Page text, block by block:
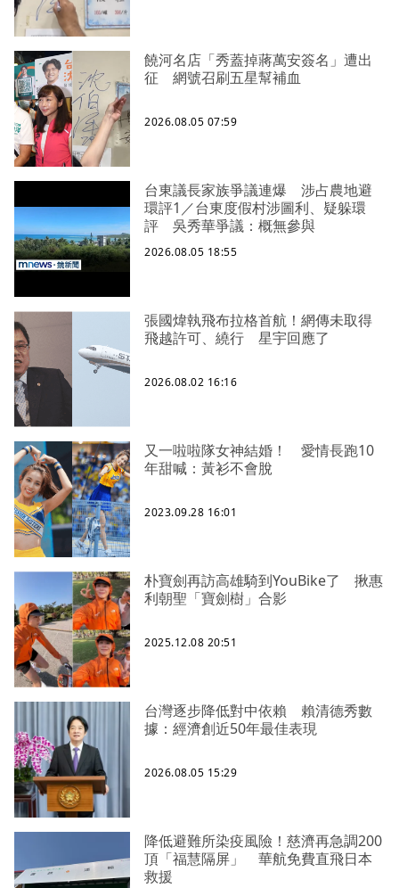
饒河名店「秀蓋掉蔣萬安簽名」遭出
征 網號召刷五星幫補血
2026.08.05 07:59
台東議長家族爭議連爆 涉占農地避
環評1／台東度假村涉圖利、疑躲環
評 吳秀華爭議：概無參與
2026.08.05 18:55
張國煒執飛布拉格首航！網傳未取得
飛越許可、繞行 星宇回應了
2026.08.02 16:16
又一啦啦隊女神結婚！ 愛情長跑10
年甜喊：黃衫不會脫
2023.09.28 16:01
朴寶劍再訪高雄騎到YouBike了 揪惠
利朝聖「寶劍樹」合影
2025.12.08 20:51
台灣逐步降低對中依賴 賴清德秀數
據：經濟創近50年最佳表現
2026.08.05 15:29
降低避難所染疫風險！慈濟再急調200
頂「福慧隔屏」 華航免費直飛日本
救援